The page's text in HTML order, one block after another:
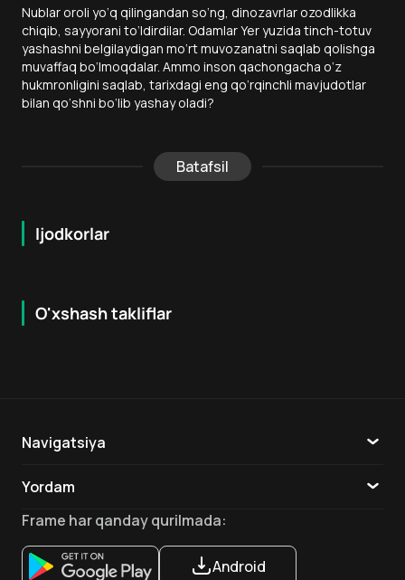
Nublar oroli yo‘q qilingandan so‘ng, dinozavrlar ozodlikka
chiqib, sayyorani to‘ldirdilar. Odamlar Yer yuzida tinch-totuv
yashashni belgilaydigan mo‘rt muvozanatni saqlab qolishga
muvaffaq bo‘lmoqdalar. Ammo inson qachongacha o‘z
hukmronligini saqlab, tarixdagi eng qo‘rqinchli mavjudotlar
bilan qo‘shni bo‘lib yashay oladi?
Batafsil
Ijodkorlar
O'xshash takliflar
16 + 7.9
Navigatsiya
Yordam
Aloqa
Ilovalar
Frame har qanday qurilmada:
Android